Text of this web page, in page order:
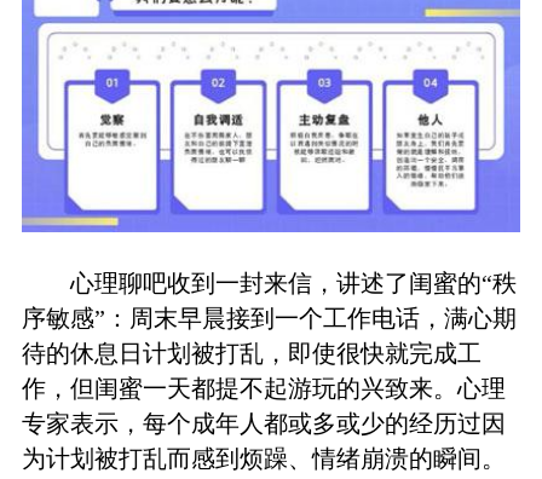
心理聊吧收到一封来信，讲述了闺蜜的“秩
序敏感”：周末早晨接到一个工作电话，满心期
待的休息日计划被打乱，即使很快就完成工
作，但闺蜜一天都提不起游玩的兴致来。心理
专家表示，每个成年人都或多或少的经历过因
为计划被打乱而感到烦躁、情绪崩溃的瞬间。